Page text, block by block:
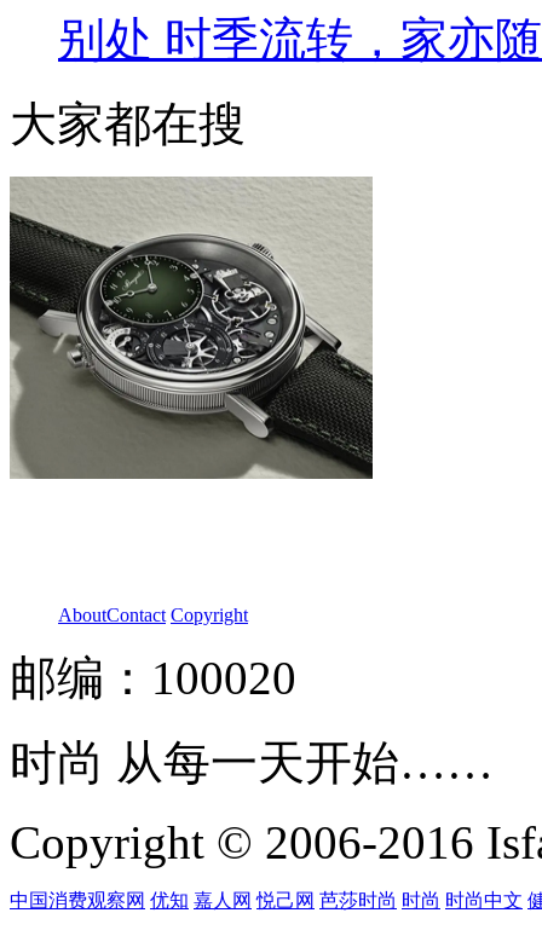
别处 时季流转，家亦
大家都在搜
AboutContact Copyright
邮编：100020
时尚 从每一天开始……
Copyright © 2006-2016
中国消费观察网 优知 嘉人网 悦己网 芭莎时尚 时尚 时尚中文